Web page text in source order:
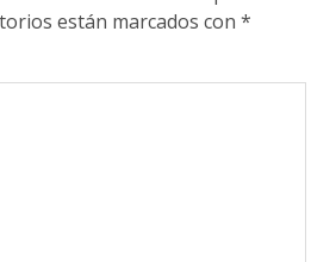
están marcados con *